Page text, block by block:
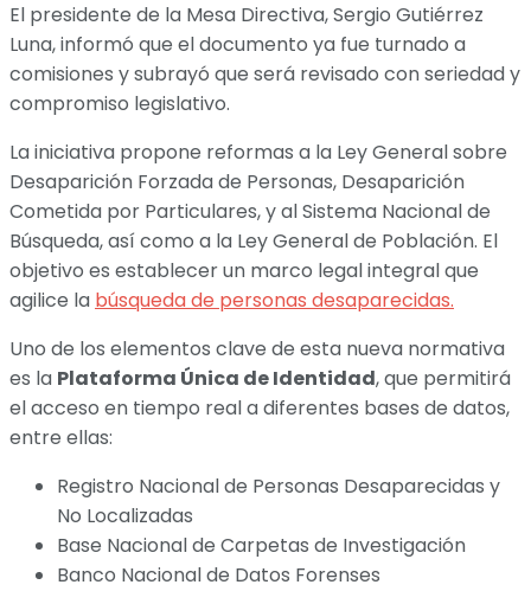
El presidente de la Mesa Directiva, Sergio Gutiérrez
Luna, informó que el documento ya fue turnado a
comisiones y subrayó que será revisado con seriedad y
compromiso legislativo.
La iniciativa propone reformas a la Ley General sobre
Desaparición Forzada de Personas, Desaparición
Cometida por Particulares, y al Sistema Nacional de
Búsqueda, así como a la Ley General de Población. El
objetivo es establecer un marco legal integral que
agilice la búsqueda de personas desaparecidas.
Uno de los elementos clave de esta nueva normativa
es la Plataforma Única de Identidad, que permitirá
el acceso en tiempo real a diferentes bases de datos,
entre ellas:
Registro Nacional de Personas Desaparecidas y
No Localizadas
Base Nacional de Carpetas de Investigación
Banco Nacional de Datos Forenses